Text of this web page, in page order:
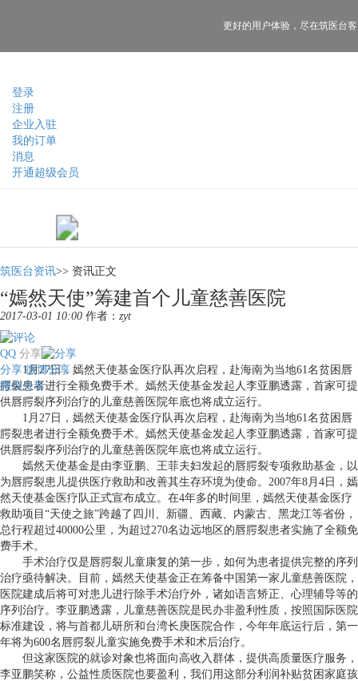
登录
注册
企业入驻
我的订单
消息
开通超级会员
更好的用户体验， 尽在筑医台
筑医台资讯>> 资讯正文
“嫣然天使”筹建首个儿童慈善医院
2017-03-01 10:00 作者： zyt
分享
QQ
分享 微博分享
微信分享
1月27日，嫣然天使基金医疗队再次启程，赴海南为当地61名贫困唇
腭裂患者进行全额免费手术。嫣然天使基金发起人李亚鹏透露，首家可提
供唇腭裂序列治疗的儿童慈善医院年底也将成立运行。
1月27日，嫣然天使基金医疗队再次启程，赴海南为当地61名贫困唇
腭裂患者进行全额免费手术。嫣然天使基金发起人李亚鹏透露，首家可提
供唇腭裂序列治疗的儿童慈善医院年底也将成立运行。
嫣然天使基金是由李亚鹏、王菲夫妇发起的唇腭裂专项救助基金，以
为唇腭裂患儿提供医疗救助和改善其生存环境为使命。2007年8月4日，嫣
然天使基金医疗队正式宣布成立。在4年多的时间里，嫣然天使基金医疗
救助项目“天使之旅”跨越了四川、新疆、西藏、内蒙古、黑龙江等省份，
总行程超过40000公里，为超过270名边远地区的唇腭裂患者实施了全额免
费手术。
手术治疗仅是唇腭裂儿童康复的第一步，如何为患者提供完整的序列
治疗亟待解决。目前，嫣然天使基金正在筹备中国第一家儿童慈善医院，
医院建成后将可对患儿进行除手术治疗外，诸如语言矫正、心理辅导等的
序列治疗。李亚鹏透露，儿童慈善医院是民办非盈利性质，按照国际医院
标准建设，将与首都儿研所和台湾长庚医院合作，今年年底运行后，第一
年将为600名唇腭裂儿童实施免费手术和术后治疗。
但这家医院的就诊对象也将面向高收入群体，提供高质量医疗服务，
李亚鹏笑称，公益性质医院也要盈利，我们用这部分利润补贴贫困家庭孩